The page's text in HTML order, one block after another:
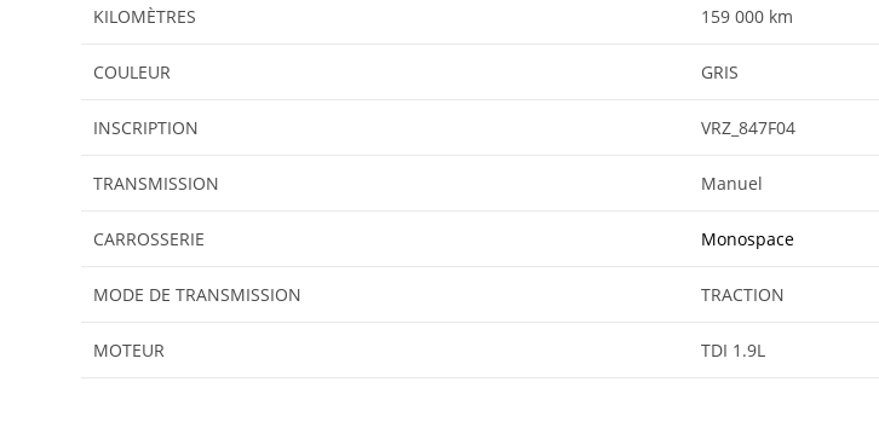
KILOMÈTRES 159 000 km
COULEUR GRIS
INSCRIPTION VRZ_847F04
TRANSMISSION Manuel
CARROSSERIE Monospace
MODE DE TRANSMISSION TRACTION
MOTEUR TDI 1.9L